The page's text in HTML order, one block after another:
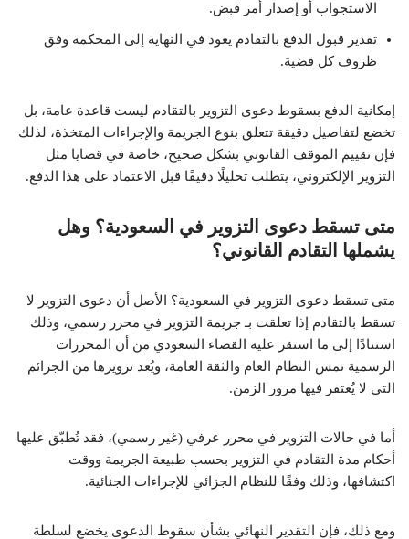
الاستجواب أو إصدار أمر قبض.
تقدير قبول الدفع بالتقادم يعود في النهاية إلى المحكمة وفق
ظروف كل قضية.
إمكانية الدفع بسقوط دعوى التزوير بالتقادم ليست قاعدة عامة، بل
تخضع لتفاصيل دقيقة تتعلق بنوع الجريمة والإجراءات المتخذة، لذلك
فإن تقييم الموقف القانوني بشكل صحيح، خاصة في قضايا مثل
التزوير الإلكتروني، يتطلب تحليلًا دقيقًا قبل الاعتماد على هذا الدفع.
متى تسقط دعوى التزوير في السعودية؟ وهل
يشملها التقادم القانوني؟
متى تسقط دعوى التزوير في السعودية؟ الأصل أن دعوى التزوير لا
تسقط بالتقادم إذا تعلقت بـ جريمة التزوير في محرر رسمي، وذلك
استنادًا إلى ما استقر عليه القضاء السعودي من أن المحررات
الرسمية تمس النظام العام والثقة العامة، ويُعد تزويرها من الجرائم
التي لا يُغتفر فيها مرور الزمن.
أما في حالات التزوير في محرر عرفي (غير رسمي)، فقد تُطبّق عليها
أحكام مدة التقادم في التزوير بحسب طبيعة الجريمة ووقت
اكتشافها، وذلك وفقًا للنظام الجزائي للإجراءات الجنائية.
ومع ذلك، فإن التقدير النهائي بشأن سقوط الدعوى يخضع لسلطة